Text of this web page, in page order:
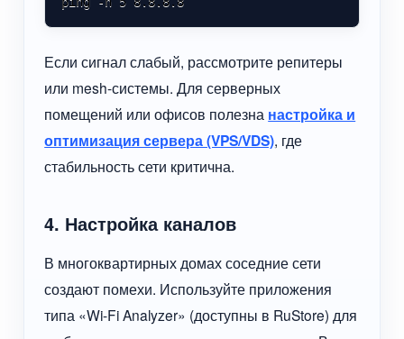
Если сигнал слабый, рассмотрите репитеры
или mesh-системы. Для серверных
помещений или офисов полезна настройка и
оптимизация сервера (VPS/VDS), где
стабильность сети критична.
4. Настройка каналов
В многоквартирных домах соседние сети
создают помехи. Используйте приложения
типа «Wi-Fi Analyzer» (доступны в RuStore) для